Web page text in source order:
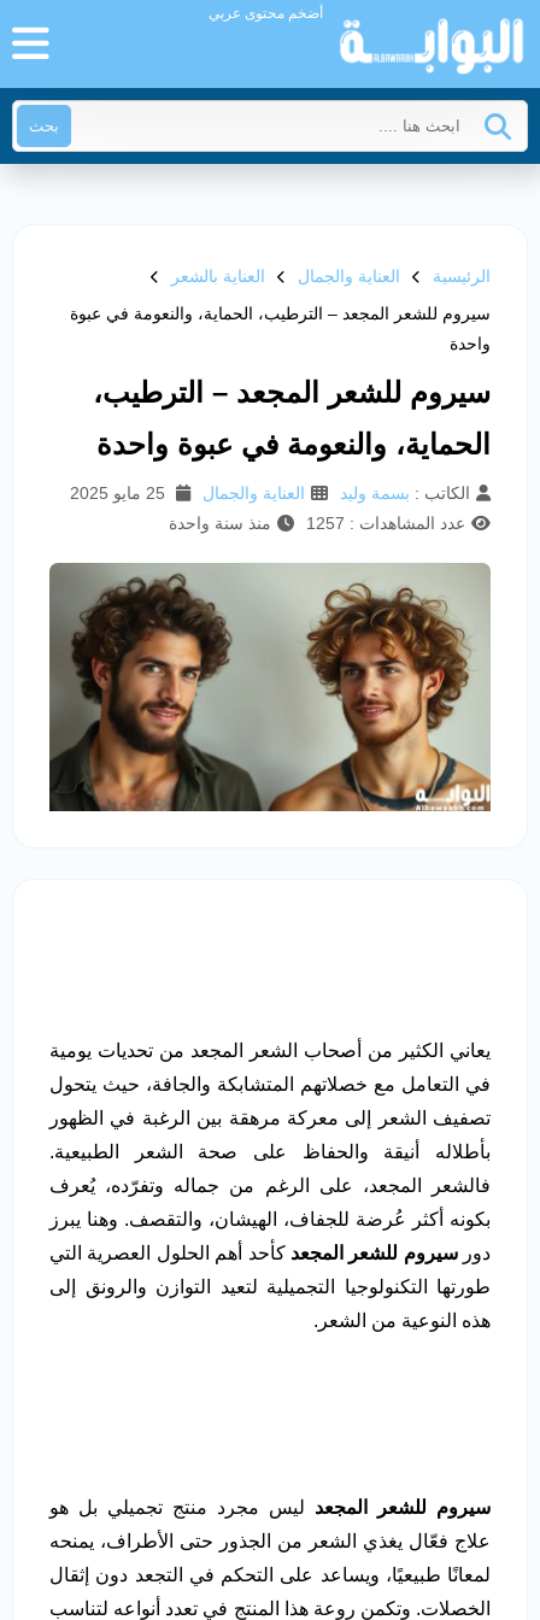
أضخم محتوى عربي
بحث
الرئيسية العناية والجمال
العناية بالشعر
سيروم للشعر المجعد – الترطيب، الحماية، والنعومة في عبوة
واحدة
سيروم للشعر المجعد – الترطيب،
الحماية، والنعومة في عبوة واحدة
الكاتب : بسمة وليد العناية والجمال
عدد المشاهدات : 1257
منذ سنة واحدة
يعاني الكثير من أصحاب الشعر المجعد من تحديات يومية
في التعامل مع خصلاتهم المتشابكة والجافة، حيث يتحول
تصفيف الشعر إلى معركة مرهقة بين الرغبة في الظهور
بأطلاله أنيقة والحفاظ على صحة الشعر الطبيعية.
فالشعر المجعد، على الرغم من جماله وتفرّده، يُعرف
بكونه أكثر عُرضة للجفاف، الهيشان، والتقصف. وهنا يبرز
دورسيروم للشعر المجعد كأحد أهم الحلول العصرية التي
طورتها التكنولوجيا التجميلية لتعيد التوازن والرونق إلى
هذه النوعية من الشعر.
سيروم للشعر المجعد ليس مجرد منتج تجميلي بل هو
علاج فعّال يغذي الشعر من الجذور حتى الأطراف، يمنحه
لمعانًا طبيعيًا، ويساعد على التحكم في التجعد دون إثقال
الخصلات. وتكمن روعة هذا المنتج في تعدد أنواعه لتناسب